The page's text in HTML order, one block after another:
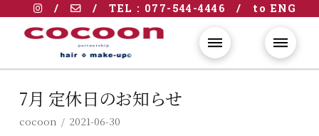
/ /TEL : 077-544-4446 / to ENG
7月 定休日のお知らせ
cocoon 2021-06-30